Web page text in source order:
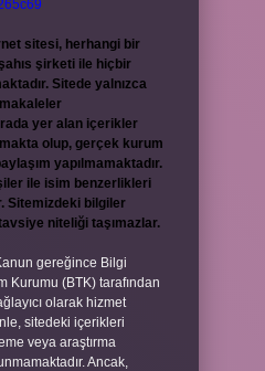
sitesi, herhangi bir
şirketi ile hiçbir
Sitede yalnızca
makaleler
yer alan içerikler
olup, gerçek kurum
yapılmamaktadır.
ile isim benzerlikleri
Sitemizdeki bilgiler
niteliği taşımazlar.
gereğince Bilgi
Kurumu (BTK) tarafından
olarak hizmet
sitedeki içerikleri
veya araştırma
Ancak,